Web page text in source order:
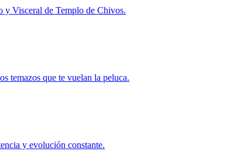
y Visceral de Templo de Chivos.
temazos que te vuelan la peluca.
y evolución constante.